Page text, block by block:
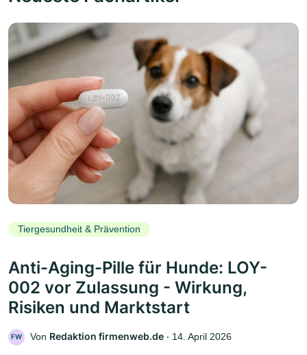
Tiergesundheit & Prävention
Anti-Aging-Pille für Hunde: LOY-
002 vor Zulassung - Wirkung,
Risiken und Marktstart
FW Von Redaktion firmenweb.de ‧ 14. April 2026